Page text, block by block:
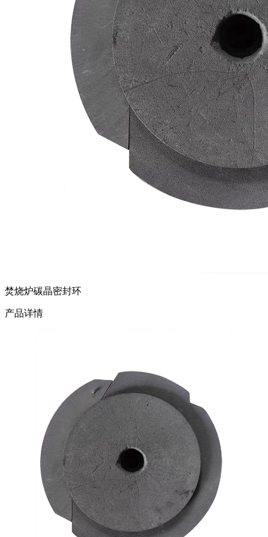
焚烧炉碳晶密封环
产品详情